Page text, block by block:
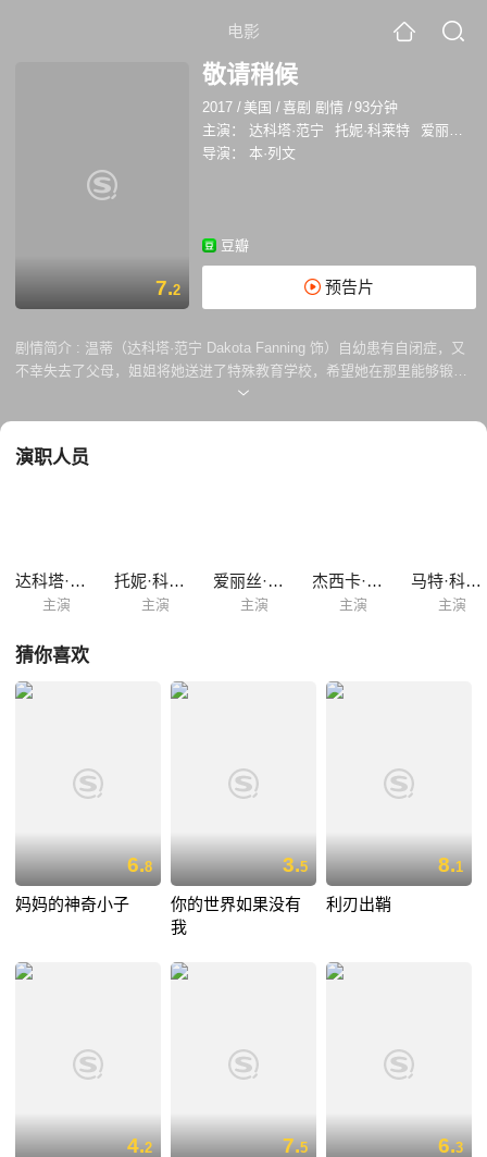
电影
7.2
敬请稍候
2017 / 美国 /喜剧 剧情 /93分钟
主演：
达科塔·范宁 托妮·科莱特
爱丽丝·伊芙
导演：
本·列文
豆瓣
预告片
剧情简介 : 温蒂（达科塔·范宁 Dakota Fanning 饰）自幼患有自闭症，又
不幸失去了父母，姐姐将她送进了特殊教育学校，希望她在那里能够锻炼
出在这个社会独立生存的基本能力。实际上，不善与人交流的温蒂拥有异
《星际争霸战》的头号粉丝，一次偶然中，她得知派拉蒙电影公司正在公
演职人员
达科塔·范宁
主演
托妮·科莱特
主演
爱丽丝·伊芙
主演
杰西卡·罗德
主演
马特·科博伊
主演
猜你喜欢
6.8
妈妈的神奇小子
3.5
你的世界如果没有
我
8.1
利刃出鞘
4.2 7.5 6.3